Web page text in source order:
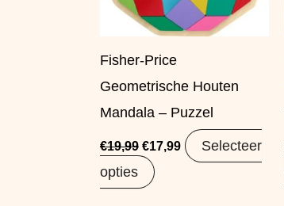
Fisher-Price
Geometrische Houten
Mandala – Puzzel
€19,99 €17,99
Selecteer
opties